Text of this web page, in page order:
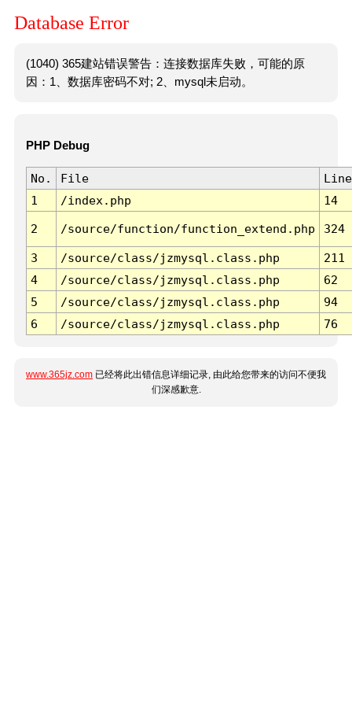
Database Error
(1040) 365建站错误警告：连接数据库失败，可能的原
因：1、数据库密码不对; 2、mysql未启动。
PHP Debug
No. File
Line
1
/index.php 14
2 /source/function/function_extend.php 324
3 /source/class/jzmysql.class.php
211
4
/source/class/jzmysql.class.php
62
5
/source/class/jzmysql.class.php
94
6
/source/class/jzmysql.class.php 76
www.365jz.com 已经将此出错信息详细记录, 由此给您带来的访问不便我
们深感歉意.